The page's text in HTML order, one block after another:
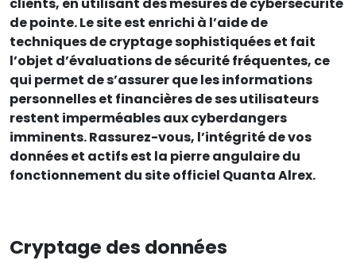
clients, en utilisant des mesures de cybersécurité
de pointe. Le site est enrichi à l’aide de
techniques de cryptage sophistiquées et fait
l’objet d’évaluations de sécurité fréquentes, ce
qui permet de s’assurer que les informations
personnelles et financières de ses utilisateurs
restent imperméables aux cyberdangers
imminents. Rassurez-vous, l’intégrité de vos
données et actifs est la pierre angulaire du
fonctionnement du site officiel Quanta Alrex.
Cryptage des données